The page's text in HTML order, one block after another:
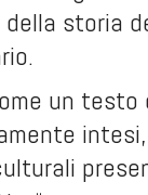
storia
un